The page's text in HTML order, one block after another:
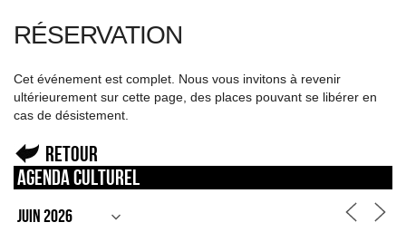
RÉSERVATION
Cet événement est complet. Nous vous invitons à revenir
ultérieurement sur cette page, des places pouvant se libérer en
cas de désistement.
Retour
Agenda culturel